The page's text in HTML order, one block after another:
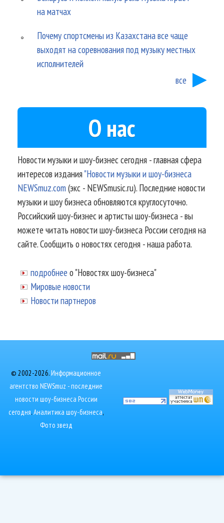
на матчах
Почему спортсмены из Казахстана все чаще
выходят на соревнования под музыку местных
исполнителей
все
О нас
Новости музыки и шоу-бизнес сегодня - главная сфера
интересов издания"Новости музыки и шоу-бизнеса
NEWSmuz.com(экс - NEWSmusic.ru). Последние новости
музыки и шоу бизнеса обновляются круглосуточно.
Российский шоу-бизнес и артисты шоу-бизнеса - вы
можете читать новости шоу-бизнеса России сегодня на
сайте. Сообщить о новостях сегодня - наша работа.
подробнее о "Новостях шоу-бизнеса"
Мировые новости
Новости партнеров
© 2002-2026.Информационное
агентство NEWSmuz - последние
новости шоу-бизнеса России
сегодня.Аналитика шоу-бизнеса,
Фото звезд